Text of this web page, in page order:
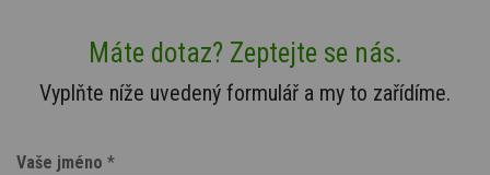
Máte dotaz? Zeptejte se nás.
Vyplňte níže uvedený formulář a my to zařídíme.
Vaše jméno *